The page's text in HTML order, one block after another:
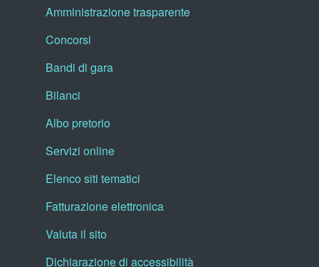
Amministrazione trasparente
Concorsi
Bandi di gara
Bilanci
Albo pretorio
Servizi online
Elenco siti tematici
Fatturazione elettronica
Valuta il sito
Dichiarazione di accessibilità